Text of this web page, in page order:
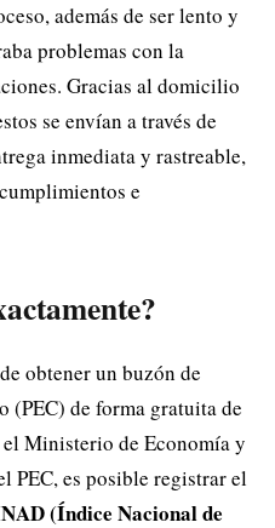
además de ser lento y
problemas con la
Gracias al domicilio
se envían a través de
inmediata y rastreable,
e
obtener un buzón de
de forma gratuita de
Ministerio de Economía y
PEC, es posible registrar el
(Índice Nacional de